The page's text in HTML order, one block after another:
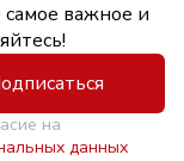
важное и
на
данных